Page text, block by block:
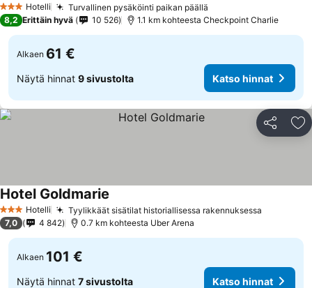
3 Tähtiluokitus
Hotelli Turvallinen pysäköinti paikan päällä
8,2 Erittäin hyvä 10 526 1.1 km kohteesta Checkpoint Charlie
Alkaen 61 €
Näytä hinnat 9 sivustolta Katso hinnat
Jaa
3 Tähtiluokitus
Hotelli Tyylikkäät sisätilat historiallisessa rakennuksessa
Hotel Goldmarie
7,0 4 842 0.7 km kohteesta Uber Arena
Alkaen 101 €
Näytä hinnat 7 sivustolta Katso hinnat